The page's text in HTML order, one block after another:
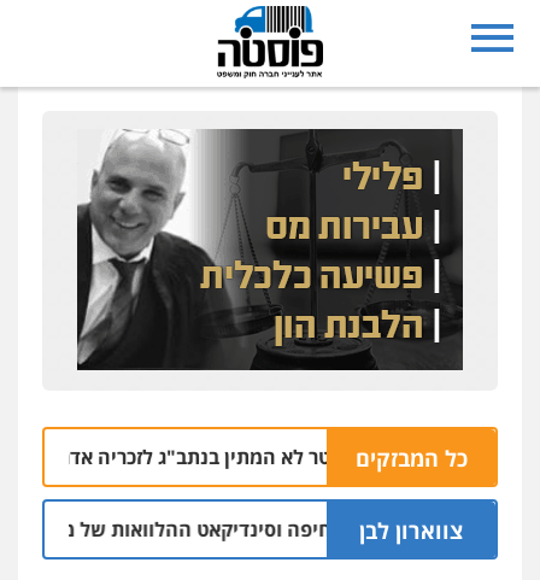
כל המבזקים
בנתיבות: אף שוטר לא המתין בנתב"ג לזכריה אדרי שחזר
צווארון לבן
ש"ס לשעבר בחיפה וסינדיקאט ההלוואות של משפחת הרינג